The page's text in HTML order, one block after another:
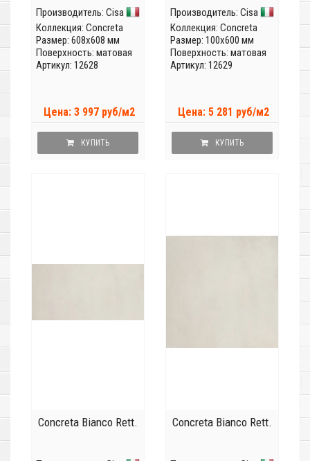
Производитель: Cisa
Коллекция: Concreta
Размер: 608x608 мм
Поверхность: матовая
Артикул: 12628
Цена: 3 997 руб/м2
КУПИТЬ
Производитель: Cisa
Коллекция: Concreta
Размер: 100x600 мм
Поверхность: матовая
Артикул: 12629
Цена: 5 281 руб/м2
КУПИТЬ
Concreta Bianco Rett. Concreta Bianco Rett.